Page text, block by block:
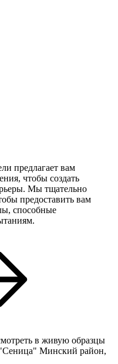
предлагает вам
чтобы создать
Мы тщательно
предоставить вам
способные
в живую образцы
Минский район,